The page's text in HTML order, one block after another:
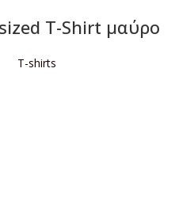
T-Shirt μαύρο
T-shirts